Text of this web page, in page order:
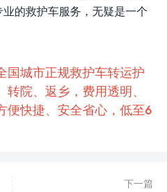
的救护车服务，无疑是一个
国城市正规救护车转运护
院、返乡，费用透明、
便快捷、安全省心，低至6
下一篇